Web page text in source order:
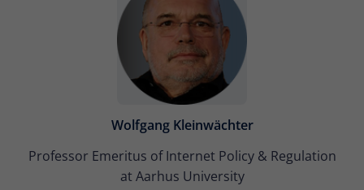
Wolfgang Kleinwächter
Professor Emeritus of Internet Policy & Regulation
at Aarhus University